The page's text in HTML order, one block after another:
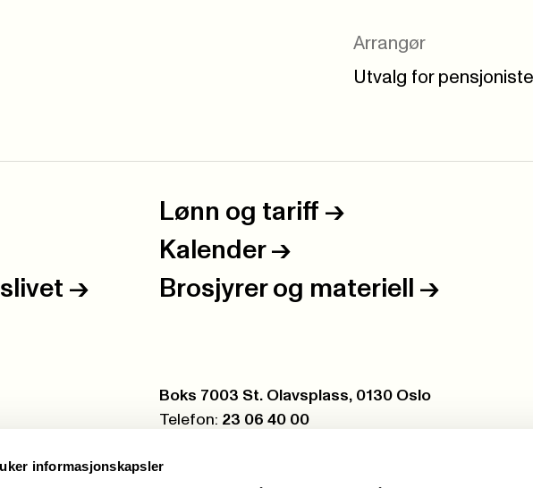
informasjonskapsler
Arrangør
Utvalg for
Lønn og tariff ->
Kalender ->
-> Brosjyrer og materiell ->
Postboks:
Boks 7003 St. Olavsplass, 0130 Oslo
Telefon: 23 06 40 00